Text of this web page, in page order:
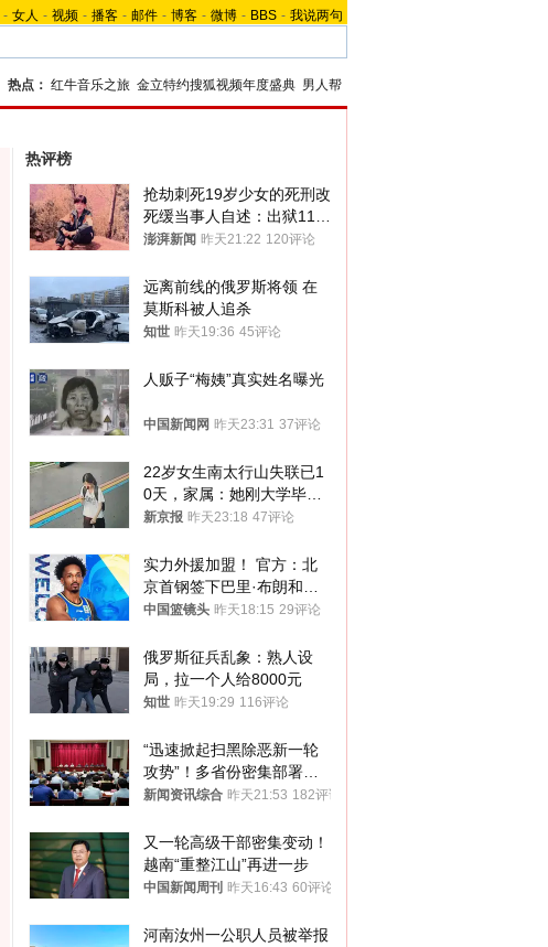
- 女人 - 视频 - 播客 - 邮件 - 博客 - 微博 - BBS - 我说两句
热点： 红牛音乐之旅 金立特约搜狐视频年度盛典 男人帮
热评榜
抢劫刺死19岁少女的死刑改
死缓当事人自述：出狱11年
间始终刻意躲避被害人家属
澎湃新闻 昨天21:22 120评论
远离前线的俄罗斯将领 在
莫斯科被人追杀
知世 昨天19:36 45评论
人贩子“梅姨”真实姓名曝光
中国新闻网 昨天23:31 37评论
22岁女生南太行山失联已1
0天，家属：她刚大学毕业
想到山里旅行
新京报 昨天23:18 47评论
实力外援加盟！ 官方：北
京首钢签下巴里·布朗和桑
普森
中国篮镜头 昨天18:15 29评论
俄罗斯征兵乱象：熟人设
局，拉一个人给8000元
知世 昨天19:29 116评论
“迅速掀起扫黑除恶新一轮
攻势”！多省份密集部署，
公布举报方式
新闻资讯综合 昨天21:53 182评论
又一轮高级干部密集变动！
越南“重整江山”再进一步
中国新闻周刊 昨天16:43 60评论
河南汝州一公职人员被举报